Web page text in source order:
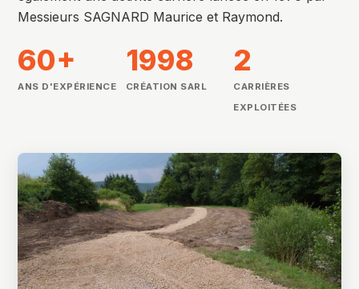
Messieurs SAGNARD Maurice et Raymond.
60+
ANS D'EXPÉRIENCE
1998
CRÉATION SARL
2
CARRIÈRES
EXPLOITÉES